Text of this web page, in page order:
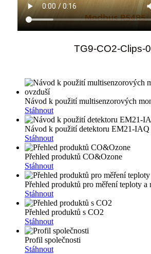
TG9-CO2-Clips-
Návod k použití multisenzorových
Stáhnout
Návod k použití detektoru EM21-IAQ
Stáhnout
Přehled produktů CO&Ozone
Stáhnout
Přehled produktů pro měření teploty
Stáhnout
Přehled produktů s CO2
Stáhnout
Profil společnosti
Stáhnout